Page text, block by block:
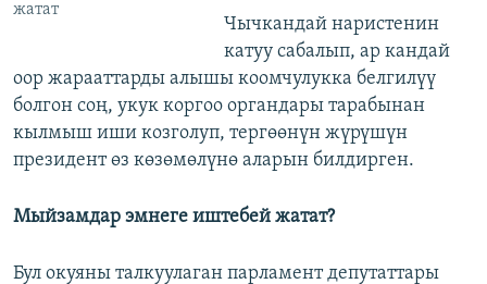
жатат
Чычкандай наристенин
катуу сабалып, ар кандай
оор жарааттарды алышы коомчулукка белгилүү
болгон соң, укук коргоо органдары тарабынан
кылмыш иши козголуп, тергөөнүн жүрүшүн
президент өз көзөмөлүнө аларын билдирген.
Мыйзамдар эмнеге иштебей жатат?
Бул окуяны талкуулаган парламент депутаттары